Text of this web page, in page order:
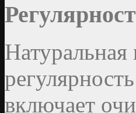
Натуральная
включает